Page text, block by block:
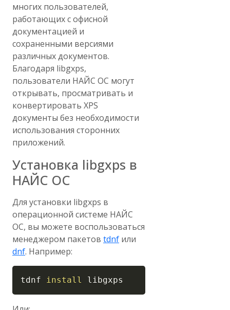
многих пользователей,
работающих с офисной
документацией и
сохраненными версиями
различных документов.
Благодаря libgxps,
пользователи НАЙС ОС могут
открывать, просматривать и
конвертировать XPS
документы без необходимости
использования сторонних
приложений.
Установка libgxps в
НАЙС ОС
Для установки libgxps в
операционной системе НАЙС
ОС, вы можете воспользоваться
менеджером пакетов tdnf или
dnf. Например:
tdnf install libgxps